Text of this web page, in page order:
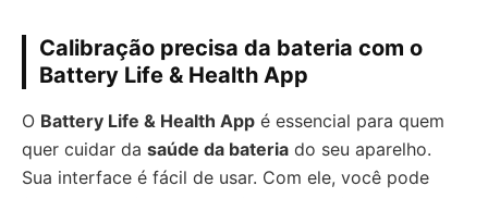
Calibração precisa da bateria com o
Battery Life & Health App
O Battery Life & Health App é essencial para quem
quer cuidar da saúde da bateria do seu aparelho.
Sua interface é fácil de usar. Com ele, você pode